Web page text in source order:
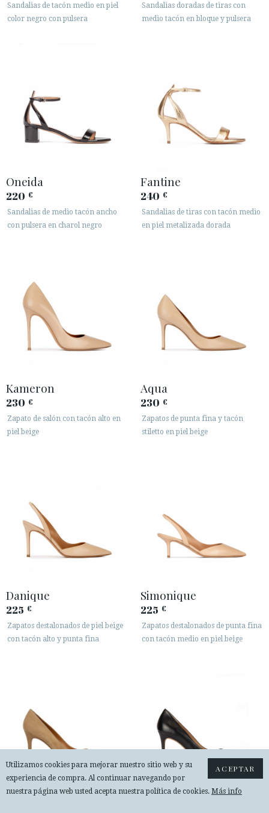
Sandalias de tacón medio en piel
color negro con pulsera
Sandalias doradas de tiras con
medio tacón en bloque y pulsera
Oneida
220 €
Sandalias de medio tacón ancho
con pulsera en charol negro
Fantine
240 €
Sandalias de tiras con tacón medio
en piel metalizada dorada
Kameron
230 €
Zapato de salón con tacón alto en
piel beige
Aqua
230 €
Zapatos de punta fina y tacón
stiletto en piel beige
Danique
225 €
Zapatos destalonados de piel beige
con tacón alto y punta fina
Simonique
225 €
Zapatos destalonados de punta fina
con tacón medio en piel beige
ACEPTAR
Utilizamos cookies para mejorar nuestro sitio web y su
experiencia de compra. Al continuar navegando por
nuestra página web usted acepta nuestra política de cookies. Más info